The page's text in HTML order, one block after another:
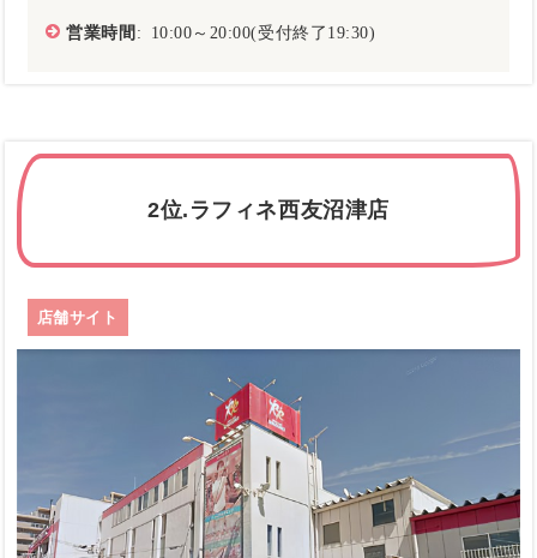
営業時間: 10:00～20:00(受付終了19:30)
2位.ラフィネ西友沼津店
店舗サイト